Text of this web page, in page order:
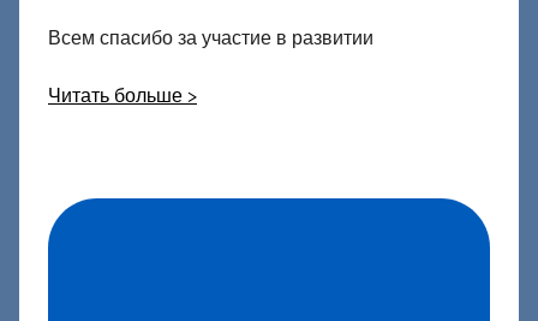
Всем спасибо за участие в развитии
Читать больше >